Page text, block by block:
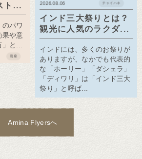
ト...
パワ
果や意
」と...
岩座
インド三大祭りとは？
観光に人気のラクダ...
インドには、多くのお祭りが
ありますが、なかでも代表的
な「ホーリー」「ダシェラ」
「ディワリ」は「インド三大
祭り」と呼ば...
2026.08.06 チャイハネ
Amina Flyersへ